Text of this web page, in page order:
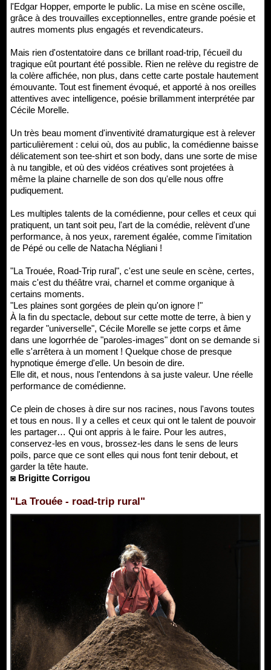
l'Edgar Hopper, emporte le public. La mise en scène oscille,
grâce à des trouvailles exceptionnelles, entre grande poésie et
autres moments plus engagés et revendicateurs.
Mais rien d'ostentatoire dans ce brillant road-trip, l'écueil du
tragique eût pourtant été possible. Rien ne relève du registre de
la colère affichée, non plus, dans cette carte postale hautement
émouvante. Tout est finement évoqué, et apporté à nos oreilles
attentives avec intelligence, poésie brillamment interprétée par
Cécile Morelle.
Un très beau moment d'inventivité dramaturgique est à relever
particulièrement : celui où, dos au public, la comédienne baisse
délicatement son tee-shirt et son body, dans une sorte de mise
à nu tangible, et où des vidéos créatives sont projetées à
même la plaine charnelle de son dos qu'elle nous offre
pudiquement.
Les multiples talents de la comédienne, pour celles et ceux qui
pratiquent, un tant soit peu, l'art de la comédie, relèvent d'une
performance, à nos yeux, rarement égalée, comme l'imitation
de Pépé ou celle de Natacha Négliani !
"La Trouée, Road-Trip rural", c'est une seule en scène, certes,
mais c'est du théâtre vrai, charnel et comme organique à
certains moments.
"Les plaines sont gorgées de plein qu'on ignore !"
À la fin du spectacle, debout sur cette motte de terre, à bien y
regarder "universelle", Cécile Morelle se jette corps et âme
dans une logorrhée de "paroles-images" dont on se demande si
elle s'arrêtera à un moment ! Quelque chose de presque
hypnotique émerge d'elle. Un besoin de dire.
Elle dit, et nous, nous l'entendons à sa juste valeur. Une réelle
performance de comédienne.
Ce plein de choses à dire sur nos racines, nous l'avons toutes
et tous en nous. Il y a celles et ceux qui ont le talent de pouvoir
les partager… Qui ont appris à le faire. Pour les autres,
conservez-les en vous, brossez-les dans le sens de leurs
poils, parce que ce sont elles qui nous font tenir debout, et
garder la tête haute.
◙ Brigitte Corrigou
"La Trouée - road-trip rural"